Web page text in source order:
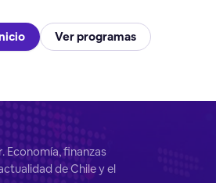
Ver programas
Economía, finanzas
de Chile y el